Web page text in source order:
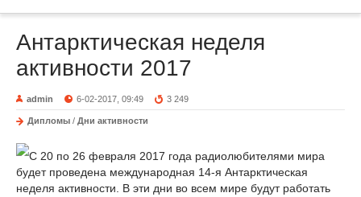
Антарктическая неделя
активности 2017
admin 6-02-2017, 09:49 3 249
Дипломы / Дни активности
С 20 по 26 февраля 2017 года радиолюбителями мира
будет проведена международная 14-я Антарктическая
неделя активности. В эти дни во всем мире будут работать